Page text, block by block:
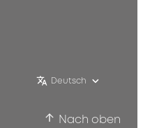
Deutsch
Nach oben